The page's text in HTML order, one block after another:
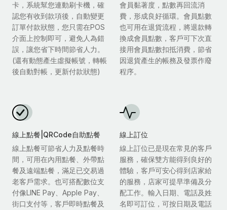
卡，系統幫您連動刷卡機，確
認您有收到款項後，自動變更
訂單付款狀態，您只需在POS
介面上控制即可，避免人為錯
誤，讓您省下時間節省人力。
(還有動態產生虛擬帳號，轉帳
後自動對帳，更新付款狀態)
會員黏著度，點數再回流消
費，形成良好循環。會員點數
也可用在退貨流程，將退款轉
換成會員點數，客戶可下次直
接用會員點數扣抵消費，節省
因退貨產生的帳務及發票作廢
程序。
線上點餐|QRCode自助點餐
線上點餐可節省人力及點餐時
間，可用在內用點餐、外帶點
餐及遠端點餐，滿足已交易過
老客戶需求。也可搭配數位支
付像LINE Pay、Apple Pay、
街口支付等，客戶即時點餐及
線上訂位
線上訂位已是現在常見的客戶
服務，確保雙方能得到良好的
體驗，客戶可安心得到店家給
的服務，店家可提早準備及分
配工作。輸入日期、電話及姓
名即可訂位，可按日期及電話